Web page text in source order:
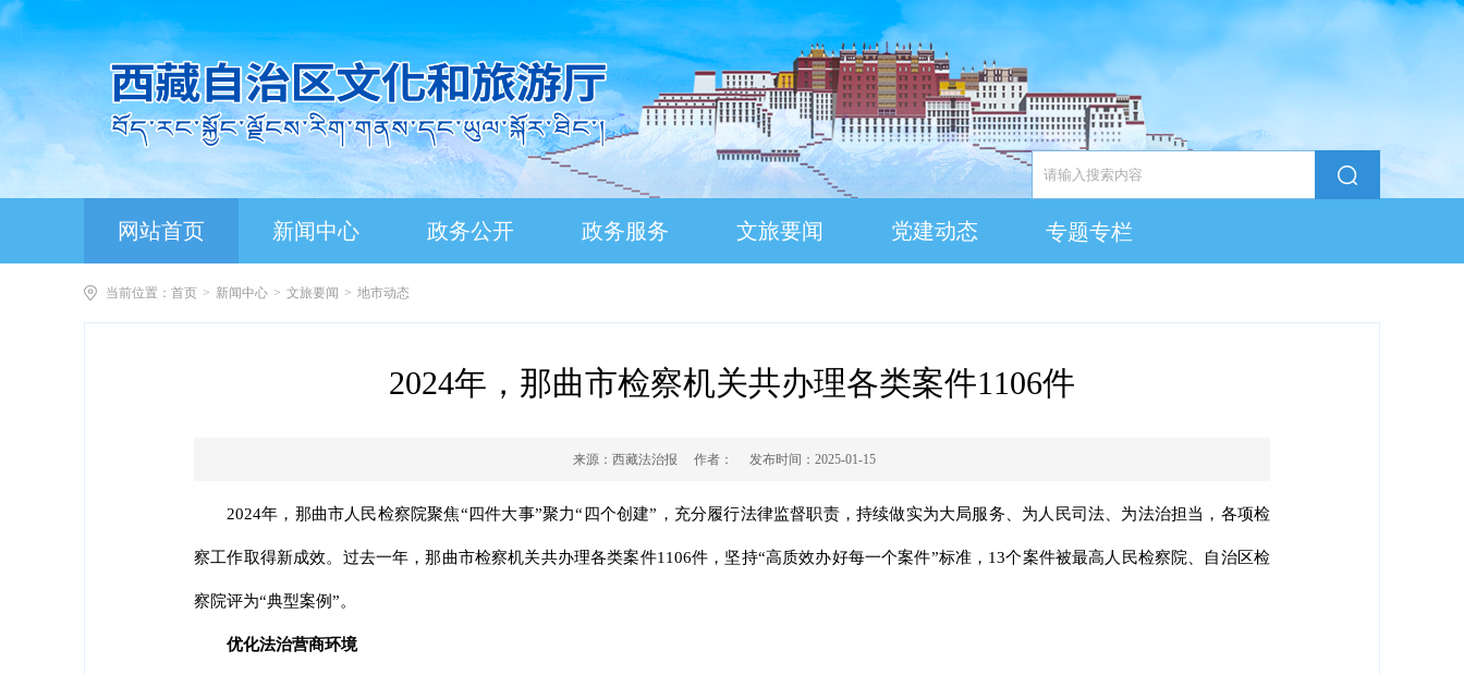
网站首页 新闻中心 政务公开 政务服务 文旅要闻 党建动态 专题专栏
当前位置： 首页 > 新闻中心 > 文旅要闻 > 地市动态
2024年，那曲市检察机关共办理各类案件1106件
来源： 西藏法治报 作者： 发布时间： 2025-01-15
2024年，那曲市人民检察院聚焦“四件大事”聚力“四个创建”，充分履行法律监督职责，持续做实为大局服务、为人民司法、为法治担当，各项检
察工作取得新成效。过去一年，那曲市检察机关共办理各类案件1106件，坚持“高质效办好每一个案件”标准，13个案件被最高人民检察院、自治区检
察院评为“典型案例”。
优化法治营商环境